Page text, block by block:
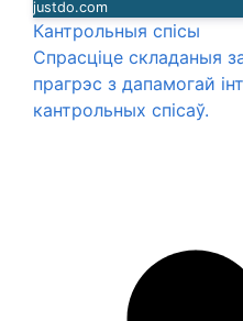
justdo.com
Кантрольныя спісы
Спрасціце складаныя
прагрэс з дапамогай
кантрольных спісаў.